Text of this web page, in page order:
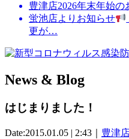
豊津店2026年末年始の
蛍池店よりお知らせ
更が…
News & Blog
はじまりました！
Date:2015.01.05 | 2:43｜ 豊津